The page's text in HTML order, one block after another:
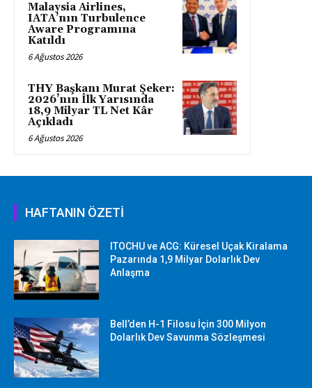
Malaysia Airlines,
IATA’nın Turbulence
Aware Programına
Katıldı
6 Ağustos 2026
THY Başkanı Murat Şeker:
2026’nın İlk Yarısında
18,9 Milyar TL Net Kâr
Açıkladı
6 Ağustos 2026
HAFTANIN ÖZETİ
ITOCHU ve ACG: Küresel Uçak Kiralama
Pazarında 1,9 Milyar Dolarlık Dev
Anlaşma
Bell’den H-1 Filosu İçin 300 Milyon
Dolarlık Dev Savunma Sözleşmesi